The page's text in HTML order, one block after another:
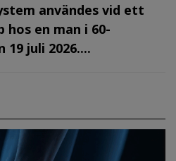
användes vid ett
en man i 60-
19 juli 2026....